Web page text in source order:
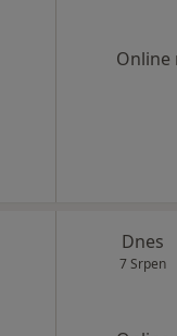
Online
Dnes
7 Srpen